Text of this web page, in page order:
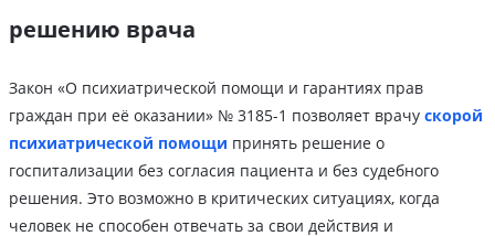
решению врача
Закон «О психиатрической помощи и гарантиях прав
граждан при её оказании» № 3185-1 позволяет врачу скорой
психиатрической помощи принять решение о
госпитализации без согласия пациента и без судебного
решения. Это возможно в критических ситуациях, когда
человек не способен отвечать за свои действия и